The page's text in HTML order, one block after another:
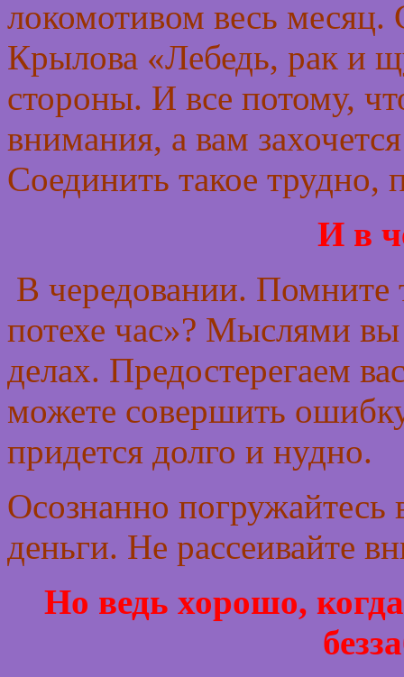
локомотивом весь месяц.
Крылова «Лебедь, рак и
стороны. И все потому,
внимания, а вам
Соединить такое трудно,
И в
В чередовании. Помните
потехе час»? Мыслями вы
делах. Предостерегаем
можете совершить
придется долго и нудно.
Осознанно погружайтесь
деньги. Не рассеивайте
Но ведь хорошо,